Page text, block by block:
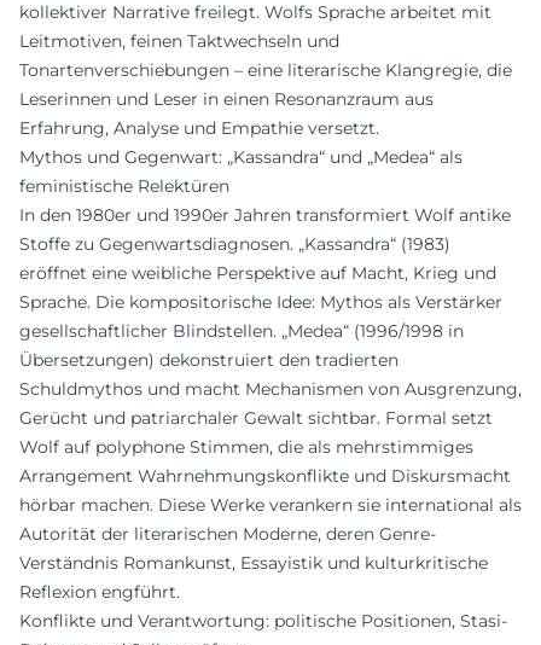
kollektiver Narrative freilegt. Wolfs Sprache arbeitet mit
Leitmotiven, feinen Taktwechseln und
Tonartenverschiebungen – eine literarische Klangregie, die
Leserinnen und Leser in einen Resonanzraum aus
Erfahrung, Analyse und Empathie versetzt.
Mythos und Gegenwart: „Kassandra“ und „Medea“ als
feministische Relektüren
In den 1980er und 1990er Jahren transformiert Wolf antike
Stoffe zu Gegenwartsdiagnosen. „Kassandra“ (1983)
eröffnet eine weibliche Perspektive auf Macht, Krieg und
Sprache. Die kompositorische Idee: Mythos als Verstärker
gesellschaftlicher Blindstellen. „Medea“ (1996/1998 in
Übersetzungen) dekonstruiert den tradier­ten
Schuldmythos und macht Mechanismen von Ausgrenzung,
Gerücht und patriarchaler Gewalt sichtbar. Formal setzt
Wolf auf polyphone Stimmen, die als mehrstimmiges
Arrangement Wahrnehmungskonflikte und Diskursmacht
hörbar machen. Diese Werke verankern sie international als
Autorität der literarischen Moderne, deren Genre-
Verständnis Romankunst, Essayistik und kulturkritische
Reflexion engführt.
Konflikte und Verantwortung: politische Positionen, Stasi-